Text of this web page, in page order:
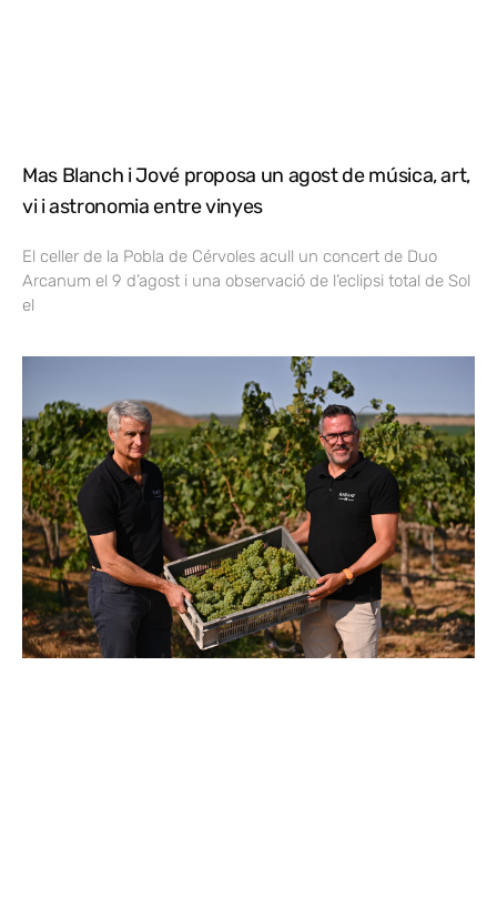
Mas Blanch i Jové proposa un agost de música, art,
vi i astronomia entre vinyes
El celler de la Pobla de Cérvoles acull un concert de Duo
Arcanum el 9 d’agost i una observació de l’eclipsi total de Sol
el